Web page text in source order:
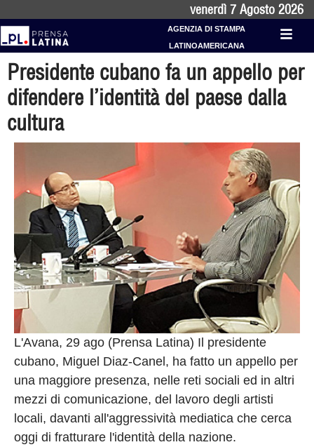
venerdì 7 Agosto 2026
AGENZIA DI STAMPA
LATINOAMERICANA
Presidente cubano fa un appello per
difendere l’identità del paese dalla
cultura
L'Avana, 29 ago (Prensa Latina) Il presidente
cubano, Miguel Diaz-Canel, ha fatto un appello per
una maggiore presenza, nelle reti sociali ed in altri
mezzi di comunicazione, del lavoro degli artisti
locali, davanti all'aggressività mediatica che cerca
oggi di fratturare l'identità della nazione.